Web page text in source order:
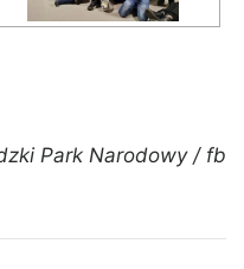
Park Narodowy / fb